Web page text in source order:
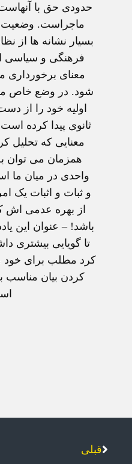
حدودی حق با
ماجراست. وضعيت
بسيار نشانه ها از
فرهنگی و سياسی
معنای برخورداری
شود. در وضع خاص ما
اوليه خود را از
ثانوی پيدا کرده
معنايی که تحليل
همزمان می توان
واحدی در ميان ما
و ثبات و اثبات يک
از بهره عدمی اش
باشد! – عنوان اين
تا گويايی بيشتری
کرد مطلب برای خود
کردن بيان
قبلی